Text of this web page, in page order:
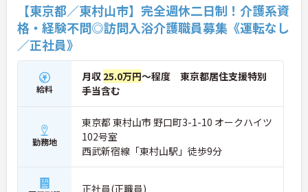
【東京都／東村山市】完全週休二日制！介護系資
格・経験不問◎訪問入浴介護職員募集《運転なし
／正社員》
給料
月収 25.0万円～程度 東京都居住支援特別
手当含む
勤務地
東京都 東村山市 野口町3-1-10 オークハイツ
102号室
西武新宿線「東村山駅」徒歩9分
正社員(正職員)